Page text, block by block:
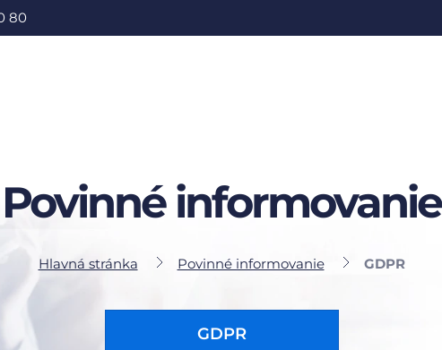
80
Povinné informovanie
Hlavná stránka Povinné informovanie GDPR
GDPR